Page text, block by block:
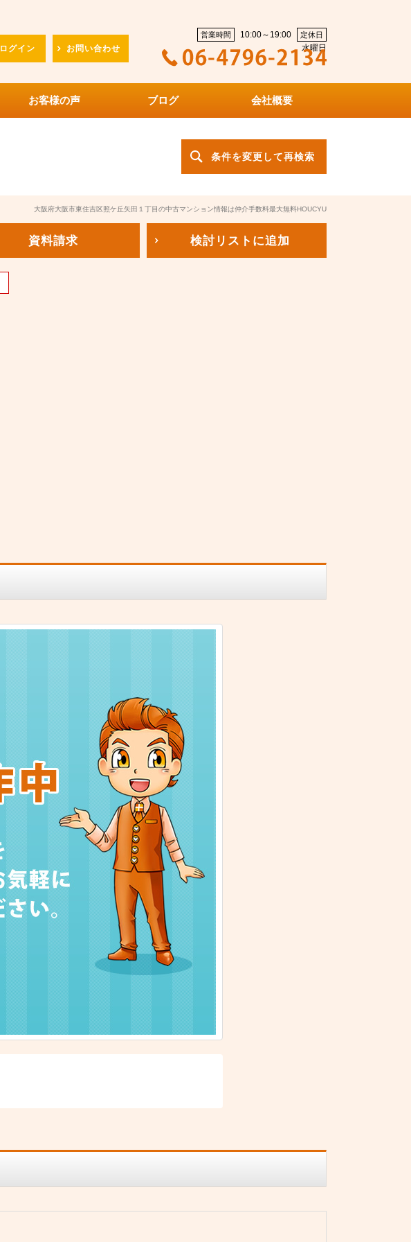
ログイン お問い合わせ
営業時間 10:00～19:00 定休日
水曜日
お客様の声 ブログ 会社概要
条件を変更して再検索
大阪府大阪市東住吉区照ケ丘矢田１丁目の中古マンション情報は仲介手数料最大無料HOUCYU
資料請求 検討リスト に追加